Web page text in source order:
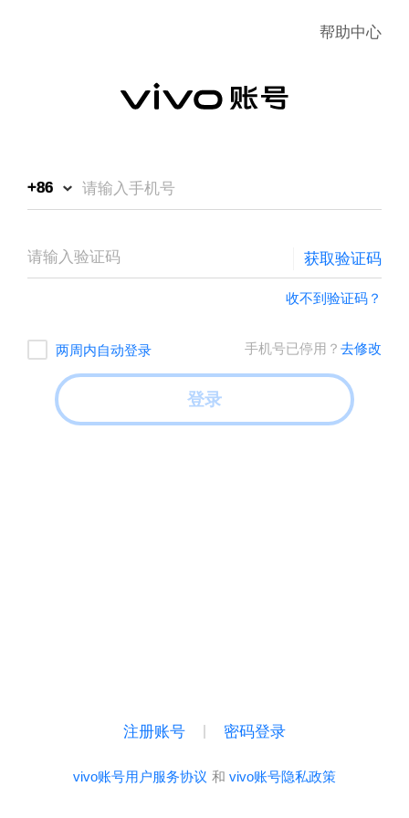
+86
获取验证码
收不到验证码？
两周内自动登录 手机号已停用？去修改
登录
注册账号 密码登录
vivo账号用户服务协议 和 vivo账号隐私政策
帮助中心